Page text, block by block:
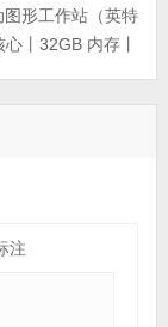
形工作站（英特
丨32GB 内存丨
注